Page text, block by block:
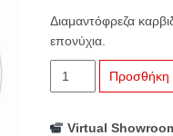
Διαμαντόφρεζα
επονύχια.
Φρεζάκι
No.14
Προσθήκη
Virtual